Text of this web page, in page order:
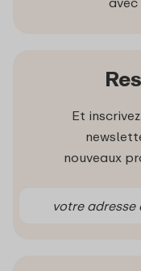
Et
nouveaux